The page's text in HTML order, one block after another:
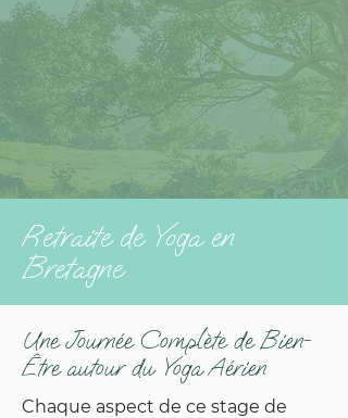
Retraite de Yoga en
Bretagne
Une Journée Complète de Bien-
Être autour du Yoga Aérien
Chaque aspect de ce stage de